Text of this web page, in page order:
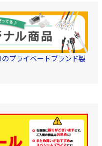
プライベートブランド製